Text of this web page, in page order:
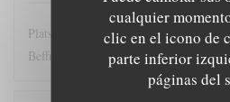
cualquier
clic en el icono de
parte inferior
páginas del
Plats copieux et personnel très
Beffroi !